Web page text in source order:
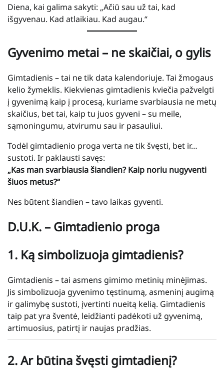
Diena, kai galima sakyti: „Ačiū sau už tai, kad
išgyvenau. Kad atlaikiau. Kad augau.“
Gyvenimo metai – ne skaičiai, o gylis
Gimtadienis – tai ne tik data kalendoriuje. Tai žmogaus
kelio žymeklis. Kiekvienas gimtadienis kviečia pažvelgti
į gyvenimą kaip į procesą, kuriame svarbiausia ne metų
skaičius, bet tai, kaip tu juos gyveni – su meile,
sąmoningumu, atvirumu sau ir pasauliui.
Todėl gimtadienio proga verta ne tik švęsti, bet ir…
sustoti. Ir paklausti savęs:
„Kas man svarbiausia šiandien? Kaip noriu nugyventi
šiuos metus?“
Nes būtent šiandien – tavo laikas gyventi.
D.U.K. – Gimtadienio proga
1. Ką simbolizuoja gimtadienis?
Gimtadienis – tai asmens gimimo metinių minėjimas.
Jis simbolizuoja gyvenimo tęstinumą, asmeninį augimą
ir galimybę sustoti, įvertinti nueitą kelią. Gimtadienis
taip pat yra šventė, leidžianti padėkoti už gyvenimą,
artimuosius, patirtį ir naujas pradžias.
2.Ar būtina švęsti gimtadienį?